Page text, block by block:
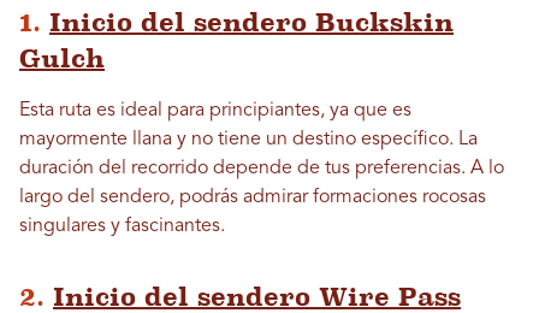
1. Inicio del sendero Buckskin
Gulch
Esta ruta es ideal para principiantes, ya que es
mayormente llana y no tiene un destino específico. La
duración del recorrido depende de tus preferencias. A lo
largo del sendero, podrás admirar formaciones rocosas
singulares y fascinantes.
2. Inicio del sendero Wire Pass